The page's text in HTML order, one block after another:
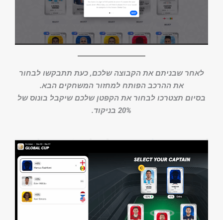
לאחר שבניתם את הקבוצה שלכם, כעת תתבקשו לבחור
את ההרכב הפותח למחזור המשחקים הבא.
בסיום תצטרכו לבחור את הקפטן שלכם שיקבל בונוס של
20% בניקוד.